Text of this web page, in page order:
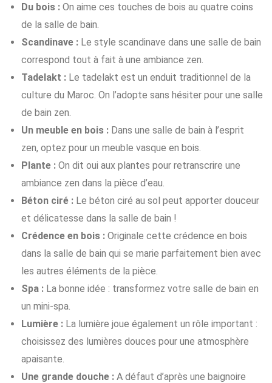
Du bois : On aime ces touches de bois au quatre coins
de la salle de bain.
Scandinave : Le style scandinave dans une salle de bain
correspond tout à fait à une ambiance zen.
Tadelakt : Le tadelakt est un enduit traditionnel de la
culture du Maroc. On l’adopte sans hésiter pour une salle
de bain zen.
Un meuble en bois : Dans une salle de bain à l’esprit
zen, optez pour un meuble vasque en bois.
Plante : On dit oui aux plantes pour retranscrire une
ambiance zen dans la pièce d’eau.
Béton ciré : Le béton ciré au sol peut apporter douceur
et délicatesse dans la salle de bain !
Crédence en bois : Originale cette crédence en bois
dans la salle de bain qui se marie parfaitement bien avec
les autres éléments de la pièce.
Spa : La bonne idée : transformez votre salle de bain en
un mini-spa.
Lumière : La lumière joue également un rôle important :
choisissez des lumières douces pour une atmosphère
apaisante.
Une grande douche : A défaut d’après une baignoire